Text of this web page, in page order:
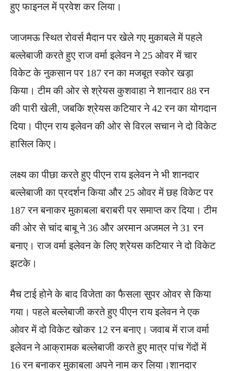
हुए फाइनल में प्रवेश कर लिया।
जाजमऊ स्थित रोवर्स मैदान पर खेले गए मुकाबले में पहले
बल्लेबाजी करते हुए राज वर्मा इलेवन ने 25 ओवर में चार
विकेट के नुकसान पर 187 रन का मजबूत स्कोर खड़ा
किया। टीम की ओर से श्रेयस कुशवाहा ने शानदार 88 रन
की पारी खेली, जबकि श्रेयस कटियार ने 42 रन का योगदान
दिया। पीएन राय इलेवन की ओर से विरल सचान ने दो विकेट
हासिल किए।
लक्ष्य का पीछा करते हुए पीएन राय इलेवन ने भी शानदार
बल्लेबाजी का प्रदर्शन किया और 25 ओवर में छह विकेट पर
187 रन बनाकर मुकाबला बराबरी पर समाप्त कर दिया। टीम
की ओर से चांद बाबू ने 36 और अरमान अजमल ने 31 रन
बनाए। राज वर्मा इलेवन के लिए श्रेयस कटियार ने दो विकेट
झटके।
मैच टाई होने के बाद विजेता का फैसला सुपर ओवर से किया
गया। पहले बल्लेबाजी करते हुए पीएन राय इलेवन ने एक
ओवर में दो विकेट खोकर 12 रन बनाए। जवाब में राज वर्मा
इलेवन ने आक्रामक बल्लेबाजी करते हुए मात्र पांच गेंदों में
16 रन बनाकर मुकाबला अपने नाम कर लिया।शानदार